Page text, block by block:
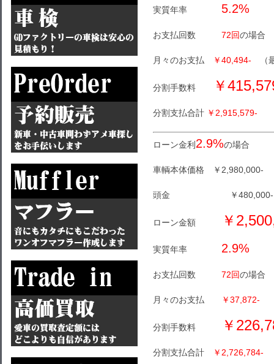
実質年率 5.2%
お支払回数 72回の場合
月々のお支払 ￥40,494- （
分割手数料 ￥
分割支払合計 ￥2,915,579-
ローン金利 2.9%の場合
車輌本体価格 ￥2,980,000-
頭金 ￥480,000-
ローン金額 ￥
実質年率 2.9%
お支払回数 72回の場合
月々のお支払 ￥37,872-
分割手数料 ￥
分割支払合計 ￥2,726,784-